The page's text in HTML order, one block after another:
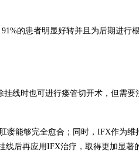
91%的患者明显好转并且为后期进行
线时也可进行瘘管切开术，但需
瘘能够完全愈合；同时， IFX作为维
线后再应用IFX治疗，取得更加显著